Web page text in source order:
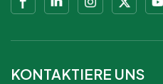
KONTAKTIERE UNS